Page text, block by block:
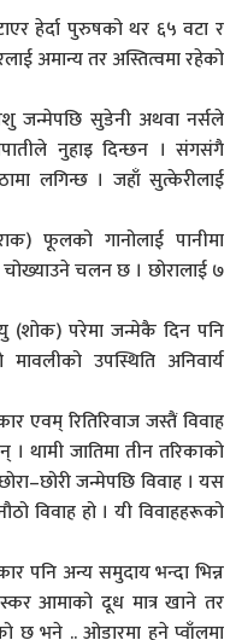
हेर्दा पुरुषको थर ६५ वटा र
अमान्य तर अस्तित्वमा रहेको
जन्मेपछि सुडेनी अथवा नर्सले
नुहाइ दिन्छन । संगसंगै
लगिन्छ । जहाँ सुत्केरीलाई
फूलको गानोलाई पानीमा
चोख्याउने चलन छ । छोरालाई ७
(शोक) परेमा जन्मेकै दिन पनि
उपस्थिति अनिवार्य
एवम् रितिरिवाज जस्तैं विवाह
थामी जातिमा तीन तरिकाको
जन्मेपछि विवाह । यस
विवाह हो । यी विवाहहरूको
पनि अन्य समुदाय भन्दा भिन्न
आमाको दूध मात्र खाने तर
छ भने .. ओडारमा हुने प्वाँलमा